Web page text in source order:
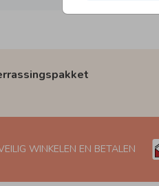
WINKELEN EN BETALEN